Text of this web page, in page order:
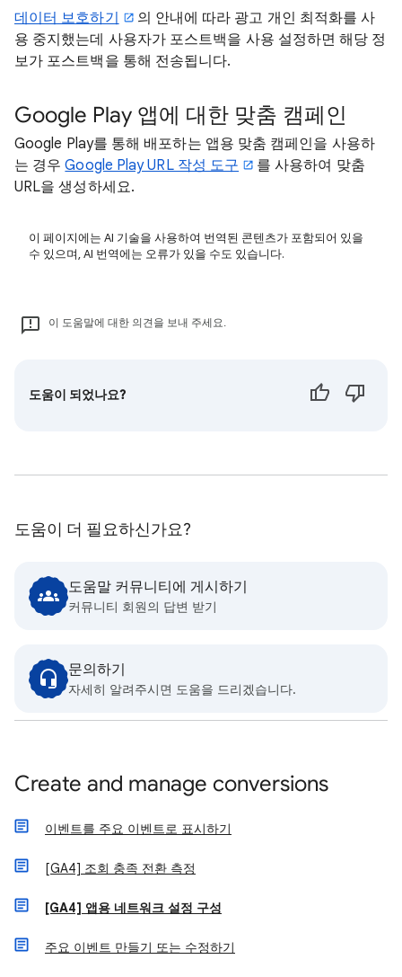
데이터 보호하기
의 안내에 따라 광고 개인 최적화를 사
용 중지했는데 사용자가 포스트백을 사용 설정하면 해당 정
보가 포스트백을 통해 전송됩니다.
Google Play 앱에 대한 맞춤 캠페인
Google Play를 통해 배포하는 앱용 맞춤 캠페인을 사용하
는 경우Google Play URL 작성 도구
를 사용하여 맞춤
URL을 생성하세요.
이 페이지에는 AI 기술을 사용하여 번역된 콘텐츠가 포함되어 있을
수 있으며, AI 번역에는 오류가 있을 수도 있습니다.
이 도움말에 대한 의견을 보내 주세요.
도움이 되었나요?
도움이 더 필요하신가요?
도움말 커뮤니티에 게시하기
커뮤니티 회원의 답변 받기
문의하기
자세히 알려주시면 도움을 드리겠습니다.
Create and manage conversions
이벤트를 주요 이벤트로 표시하기
[GA4] 조회 충족 전환 측정
[GA4] 앱용 네트워크 설정 구성
주요 이벤트 만들기 또는 수정하기